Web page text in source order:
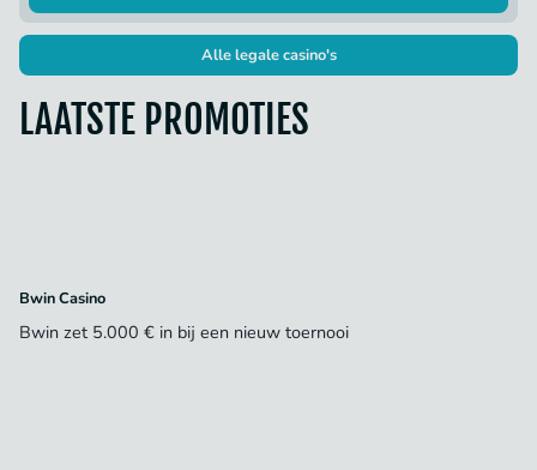
Alle legale casino's
LAATSTE PROMOTIES
Bwin Casino
Bwin zet 5.000 € in bij een nieuw toernooi